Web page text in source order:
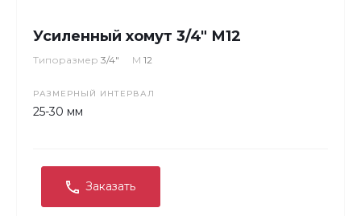
Усиленный хомут 3/4" М12
Типоразмер 3/4" М 12
РАЗМЕРНЫЙ ИНТЕРВАЛ
25-30 мм
Заказать